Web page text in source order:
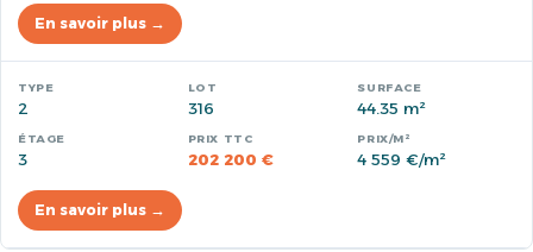
En savoir plus →
2 316 44.35 m²
3 202 200 € 4 559 €/m²
En savoir plus →